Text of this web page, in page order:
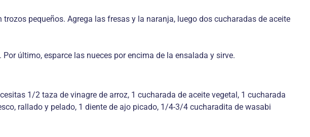
pequeños. Agrega las fresas y la naranja, luego dos cucharadas de aceite
último, esparce las nueces por encima de la ensalada y sirve.
1/2 taza de vinagre de arroz, 1 cucharada de aceite vegetal, 1 cucharada
rallado y pelado, 1 diente de ajo picado, 1/4-3/4 cucharadita de wasabi